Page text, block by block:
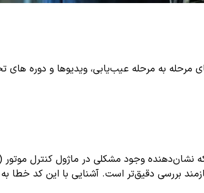
به مرحله عیب‌یابی، ویدیوها و دوره های
بررسی دقیق‌تر است. آشنایی با این کد